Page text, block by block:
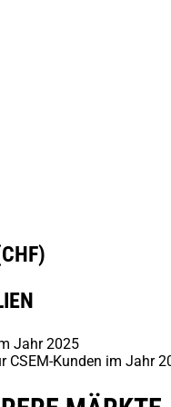
Jahr 2025
CSEM-Kunden im Jahr